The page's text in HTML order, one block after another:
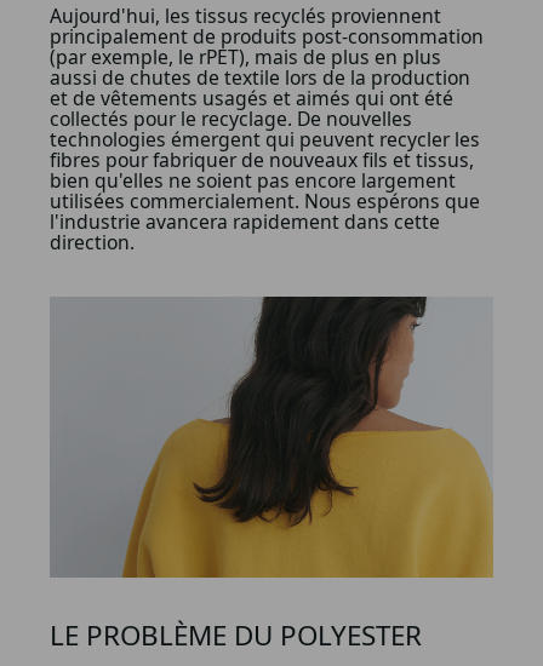
Aujourd'hui, les tissus recyclés proviennent
principalement de produits post-consommation
(par exemple, le rPET), mais de plus en plus
aussi de chutes de textile lors de la production
et de vêtements usagés et aimés qui ont été
collectés pour le recyclage. De nouvelles
technologies émergent qui peuvent recycler les
fibres pour fabriquer de nouveaux fils et tissus,
bien qu'elles ne soient pas encore largement
utilisées commercialement. Nous espérons que
l'industrie avancera rapidement dans cette
direction.
LE PROBLÈME DU POLYESTER